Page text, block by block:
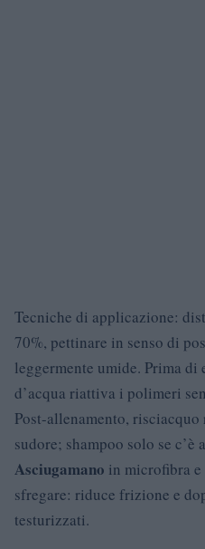
Tecniche di applicazione:
70%, pettinare in senso di
leggermente umide. Prima di
d’acqua riattiva i polimeri
Post-allenamento,
sudore; shampoo solo se
Asciugamano in microfibra e
sfregare: riduce frizione e
testurizzati.